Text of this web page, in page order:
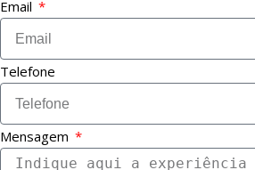
Email
Telefone
Mensagem